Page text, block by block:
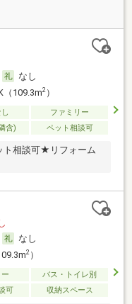
なし
（109.3m2）
ファミリー
含) ペット相談可
ト相談可★リフォーム
なし
2）
バス・トイレ別
可 収納スペース